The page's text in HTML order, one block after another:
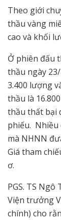
Theo giới
thầu vàng
cao và khối
Ở phiên đấu
thầu ngày
3.400 lượng
thầu là
thầu thất bại
phiếu. Nhiều
mà NHNN
Giá tham
ơ.
PGS. TS
Viện trưởng
chính) cho